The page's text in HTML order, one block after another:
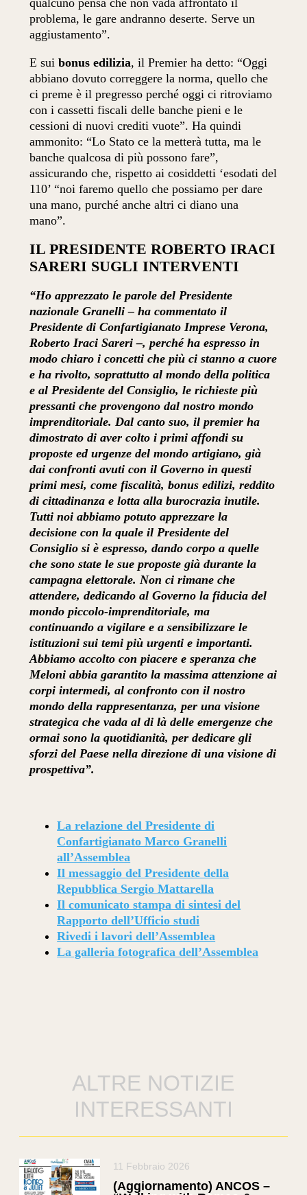
qualcuno pensa che non vada affrontato il
problema, le gare andranno deserte. Serve un
aggiustamento”.
E sui bonus edilizia, il Premier ha detto: “Oggi
abbiano dovuto correggere la norma, quello che
ci preme è il pregresso perché oggi ci ritroviamo
con i cassetti fiscali delle banche pieni e le
cessioni di nuovi crediti vuote”. Ha quindi
ammonito: “Lo Stato ce la metterà tutta, ma le
banche qualcosa di più possono fare”,
assicurando che, rispetto ai cosiddetti ‘esodati del
110’ “noi faremo quello che possiamo per dare
una mano, purché anche altri ci diano una
mano”.
IL PRESIDENTE ROBERTO IRACI
SARERI SUGLI INTERVENTI
“Ho apprezzato le parole del Presidente
nazionale Granelli – ha commentato il
Presidente di Confartigianato Imprese Verona,
Roberto Iraci Sareri –, perché ha espresso in
modo chiaro i concetti che più ci stanno a cuore
e ha rivolto, soprattutto al mondo della politica
e al Presidente del Consiglio, le richieste più
pressanti che provengono dal nostro mondo
imprenditoriale. Dal canto suo, il premier ha
dimostrato di aver colto i primi affondi su
proposte ed urgenze del mondo artigiano, già
dai confronti avuti con il Governo in questi
primi mesi, come fiscalità, bonus edilizi, reddito
di cittadinanza e lotta alla burocrazia inutile.
Tutti noi abbiamo potuto apprezzare la
decisione con la quale il Presidente del
Consiglio si è espresso, dando corpo a quelle
che sono state le sue proposte già durante la
campagna elettorale. Non ci rimane che
attendere, dedicando al Governo la fiducia del
mondo piccolo-imprenditoriale, ma
continuando a vigilare e a sensibilizzare le
istituzioni sui temi più urgenti e importanti.
Abbiamo accolto con piacere e speranza che
Meloni abbia garantito la massima attenzione ai
corpi intermedi, al confronto con il nostro
mondo della rappresentanza, per una visione
strategica che vada al di là delle emergenze che
ormai sono la quotidianità, per dedicare gli
sforzi del Paese nella direzione di una visione di
prospettiva”.
La relazione del Presidente di
Confartigianato Marco Granelli
all’Assemblea
Il messaggio del Presidente della
Repubblica Sergio Mattarella
Il comunicato stampa di sintesi del
Rapporto dell’Ufficio studi
Rivedi i lavori dell’Assemblea
La galleria fotografica dell’Assemblea
ALTRE NOTIZIE
INTERESSANTI
11 Febbraio 2026
(Aggiornamento) ANCOS –